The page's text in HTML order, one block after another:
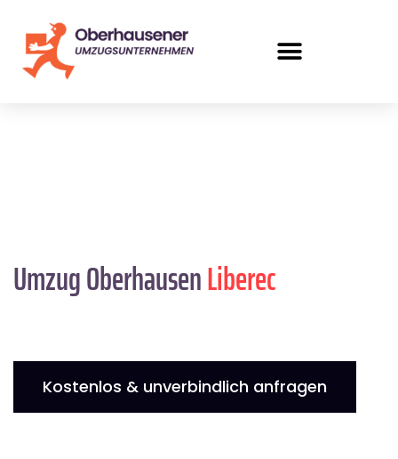
Umzug OberhausenLiberec
Kostenlos & unverbindlich anfragen